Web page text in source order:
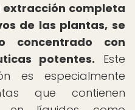
extracción completa
de las plantas, se
concentrado con
potentes. Este
es especialmente
que contienen